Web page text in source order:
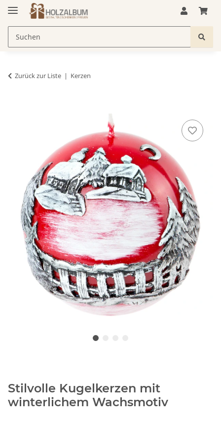
Zurück zur Liste Kerzen
Stilvolle Kugelkerzen mit
winterlichem Wachsmotiv